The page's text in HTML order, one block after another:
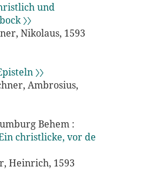
und
〉〉
Nikolaus, 1593
〉〉
Ambrosius,
Behem :
christlicke, vor de
Heinrich, 1593